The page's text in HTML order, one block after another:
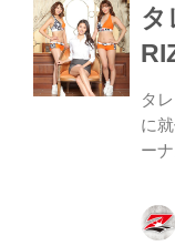
ク
ハ
ー
リ
る
タ
タ
に
ー
31
れ